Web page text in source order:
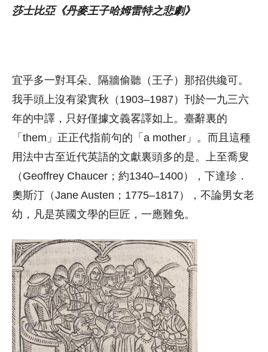
莎士比亞《丹麥王子哈姆雷特之悲劇》
宜乎多一對耳朵、隔牆偷聽（王子）那招供纔可。
我手頭上沒有梁實秋（1903–1987）刊於一九三六
年的中譯，只好僅據文義畧譯如上。臺辭裏的
「them」正正代指前句的「a mother」。而且這種
用法中古至近代英語的文獻裏頭多的是。上至喬叟
（Geoffrey Chaucer；約1340–1400），下達珍．
奧斯汀（Jane Austen；1775–1817），不論男女老
幼，凡是英國文學的巨匠，一應難免。